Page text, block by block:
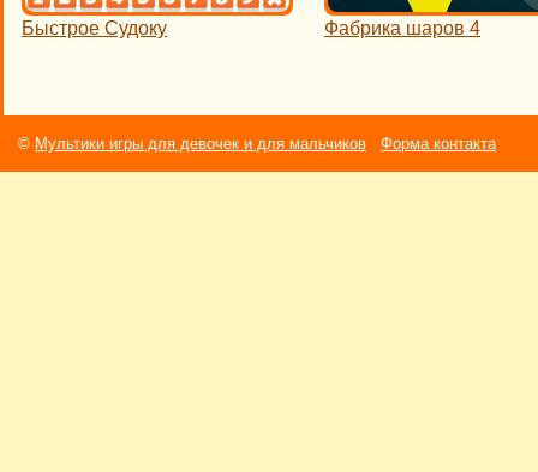
Быстрое Судоку Фабрика шаров 4
© Мультики игры для девочек и для мальчиков Форма контакта